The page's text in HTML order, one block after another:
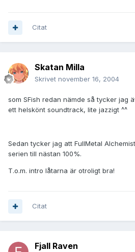
Citat
Skatan Milla
Skrivet november 16, 2004
som SFish redan nämde så tycker jag
ett helskönt soundtrack, lite jazzigt ^^
Sedan tycker jag att FullMetal
serien till nästan 100%.
T.o.m. intro låtarna är otroligt bra!
Citat
Fjall Raven